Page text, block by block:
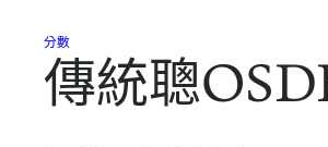
分數
傳統聰